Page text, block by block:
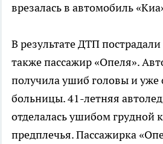
врезалась в автомобиль
В результате ДТП
также пассажир «Опеля».
получила ушиб головы и уже
больницы. 41-летняя
отделалась ушибом грудной
предплечья. Пассажирка